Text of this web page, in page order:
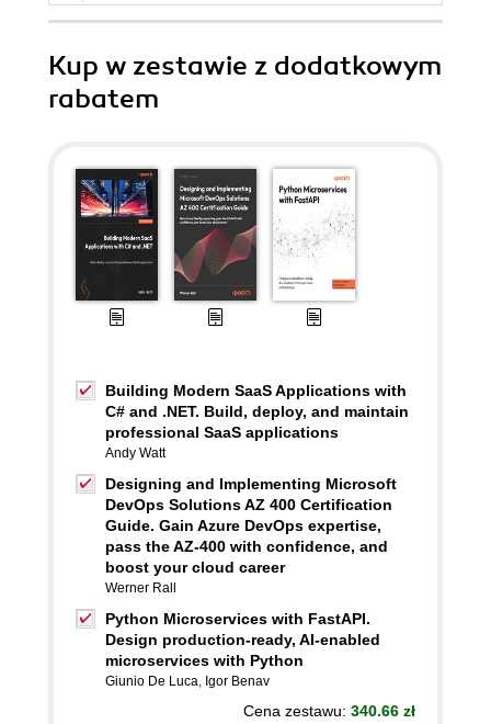
Kup w zestawie z dodatkowym
rabatem
Building Modern SaaS Applications with
C# and .NET. Build, deploy, and maintain
professional SaaS applications
Andy Watt
Designing and Implementing Microsoft
DevOps Solutions AZ 400 Certification
Guide. Gain Azure DevOps expertise,
pass the AZ-400 with confidence, and
boost your cloud career
Werner Rall
Python Microservices with FastAPI.
Design production-ready, AI-enabled
microservices with Python
Giunio De Luca, Igor Benav
Cena zestawu: 340.66 zł